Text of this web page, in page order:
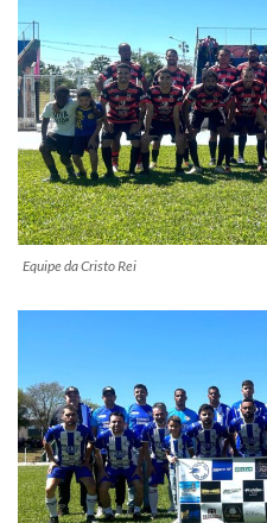
Equipe da Cristo Rei